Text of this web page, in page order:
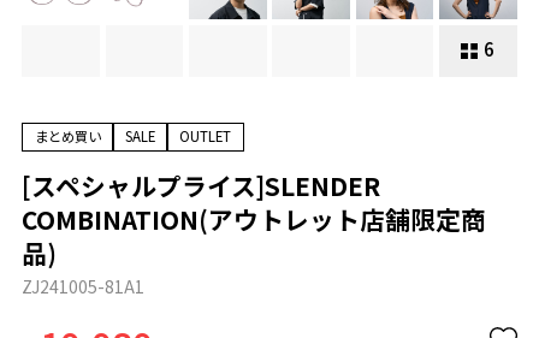
6
まとめ買い SALE OUTLET
[スペシャルプライス]SLENDER
COMBINATION(アウトレット店舗限定商
品)
ZJ241005-81A1